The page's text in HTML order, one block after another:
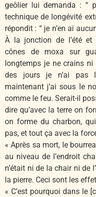
geôlier lui demanda : “
technique de longévité
répondit : “ je n’en ai
À la jonction de l’été et
cônes de moxa sur
longtemps je ne crains
des jours je n’ai pas
maintenant j’ai sous le
comme le feu. Serait-il
dire qu’avec la terre on
on forme du charbon,
pas, et tout ça avec la
« Après sa mort, le
au niveau de l’endroit
n’était ni de la chair ni de
la pierre. Ceci sont les
« C’est pourquoi dans le